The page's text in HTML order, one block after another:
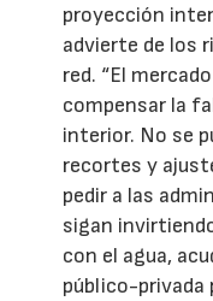
proyección
advierte de los
red. “El
compensar la
interior. No se
recortes y
pedir a las
sigan
con el agua,
público-privada